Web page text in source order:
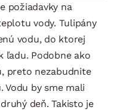
požiadavky na
vody. Tulipány
vodu, do ktorej
ľadu. Podobne ako
preto nezabudnite
by sme mali
deň. Takisto je